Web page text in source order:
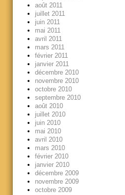
août 2011
juillet 2011
juin 2011
mai 2011
avril 2011
mars 2011
février 2011
janvier 2011
décembre 2010
novembre 2010
octobre 2010
septembre 2010
août 2010
juillet 2010
juin 2010
mai 2010
avril 2010
mars 2010
février 2010
janvier 2010
décembre 2009
novembre 2009
octobre 2009